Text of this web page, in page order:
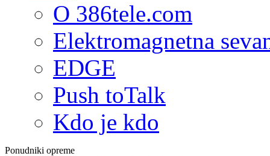
O 386tele.com
Elektromagnetna
EDGE
Push toTalk
Kdo je kdo
Ponudniki opreme